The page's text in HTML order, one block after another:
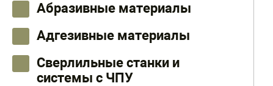
Абразивные материалы
Адгезивные материалы
Сверлильные станки и
системы с ЧПУ